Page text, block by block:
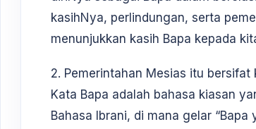
kasihNya, perlindungan, serta
menunjukkan kasih Bapa kepada
2. Pemerintahan Mesias itu bersifat
Kata Bapa adalah bahasa kiasan
Bahasa Ibrani, di mana gelar